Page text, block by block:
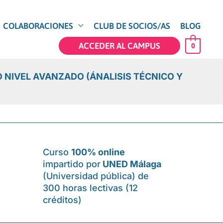
COLABORACIONES CLUB DE SOCIOS/AS BLOG
ACCEDER AL CAMPUS 0
NIVEL AVANZADO (ÁNALISIS TÉCNICO Y
Curso 100% online
impartido porUNED Málaga
(Universidad pública) de
300 horas lectivas (12
créditos)